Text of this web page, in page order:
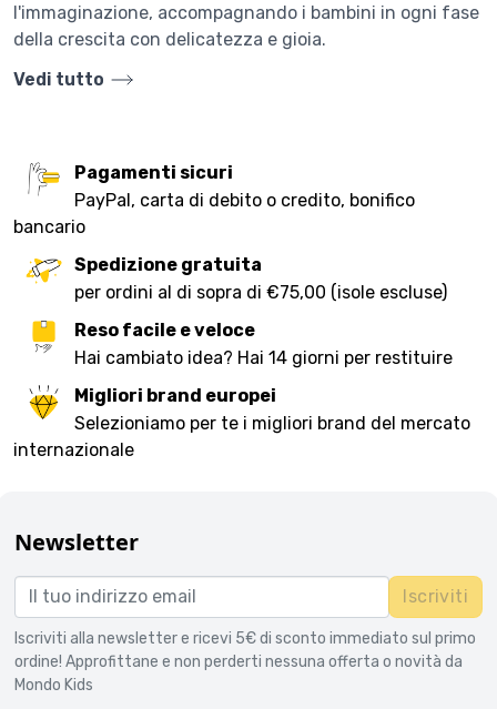
l'immaginazione, accompagnando i bambini in ogni fase
della crescita con delicatezza e gioia.
Vedi tutto
Pagamenti sicuri
PayPal, carta di debito o credito, bonifico
bancario
Spedizione gratuita
per ordini al di sopra di €75,00 (isole escluse)
Reso facile e veloce
Hai cambiato idea? Hai 14 giorni per restituire
Migliori brand europei
Selezioniamo per te i migliori brand del mercato
internazionale
Newsletter
Iscriviti
Iscriviti alla newsletter e ricevi 5€ di sconto immediato sul primo
ordine! Approfittane e non perderti nessuna offerta o novità da
Mondo Kids